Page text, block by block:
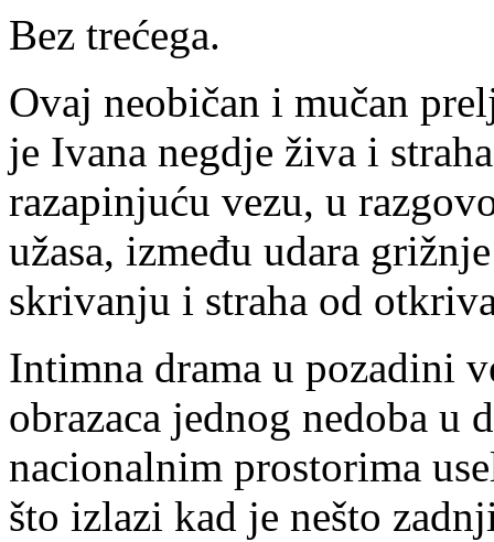
Bez trećega.
Ovaj neobičan i mučan
je Ivana negdje živa i
razapinjuću vezu, u
užasa, između udara
skrivanju i straha od
Intimna drama u pozadini
obrazaca jednog nedoba u
nacionalnim prostorima
što izlazi kad je nešto